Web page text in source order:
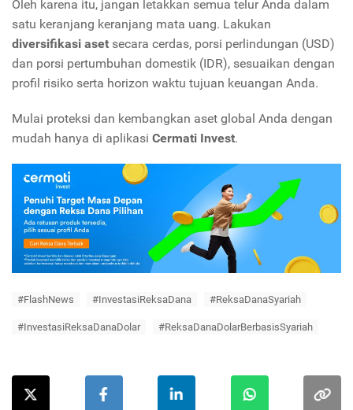
Oleh karena itu, jangan letakkan semua telur Anda dalam
satu keranjang keranjang mata uang. Lakukan
diversifikasi aset secara cerdas, porsi perlindungan (USD)
dan porsi pertumbuhan domestik (IDR), sesuaikan dengan
profil risiko serta horizon waktu tujuan keuangan Anda.
Mulai proteksi dan kembangkan aset global Anda dengan
mudah hanya di aplikasi Cermati Invest.
#FlashNews #InvestasiReksaDana #ReksaDanaSyariah
#InvestasiReksaDanaDolar #ReksaDanaDolarBerbasisSyariah